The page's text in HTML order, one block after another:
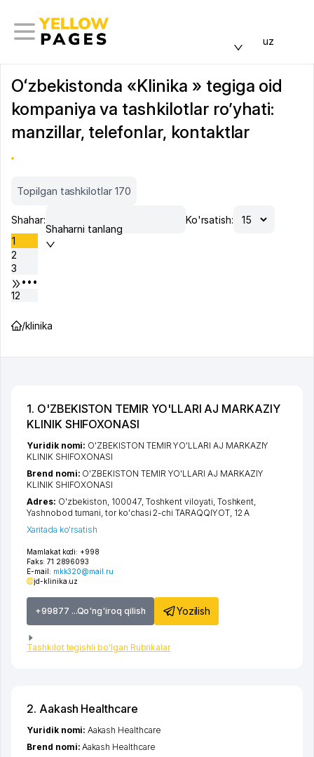
uz
Oʻzbekistonda «Klinika » tegiga oid
kompaniya va tashkilotlar ro’yhati:
manzillar, telefonlar, kontaktlar
Topilgan tashkilotlar 170
Shahar:
Shaharni tanlang
Ko'rsatish:
1
2
3
•••
12
/klinika
1. O'ZBEKISTON TEMIR YO'LLARI AJ MARKAZIY
KLINIK SHIFOXONASI
Mamlakat kodi: +998
Faks: 71 2896093
E-mail: mkk320@mail.ru
jd-klinika.uz
+99877 ...Qo'ng'iroq qilish Yozilish
Tashkilot tegishli bo'lgan Rubrikalar
Yuridik nomi: O'ZBEKISTON TEMIR YO'LLARI AJ MARKAZIY
KLINIK SHIFOXONASI
Brend nomi: O'ZBEKISTON TEMIR YO'LLARI AJ MARKAZIY
KLINIK SHIFOXONASI
Adres: O'zbekiston, 100047, Toshkent viloyati Toshkent
Yashnobod tumani ,tor ko'chasi 2-chi TARAQQIYOT, 12 А
Xaritada ko'rsatish
2. Aakash Healthcare
Yuridik nomi:Aakash Healthcare
Brend nomi:Aakash Healthcare